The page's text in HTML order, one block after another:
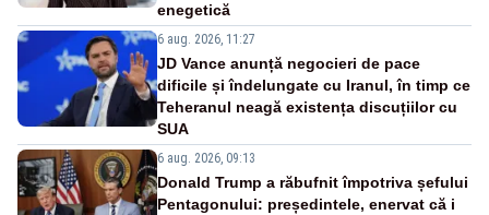
enegetică
6 aug. 2026, 11:27
JD Vance anunță negocieri de pace
dificile și îndelungate cu Iranul, în timp ce
Teheranul neagă existența discuțiilor cu
SUA
6 aug. 2026, 09:13
Donald Trump a răbufnit împotriva șefului
Pentagonului: președintele, enervat că i